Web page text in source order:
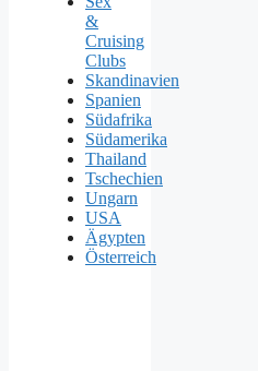
&
Cruising
Clubs
Skandinavien
Spanien
Südafrika
Südamerika
Thailand
Tschechien
Ungarn
USA
Ägypten
Österreich